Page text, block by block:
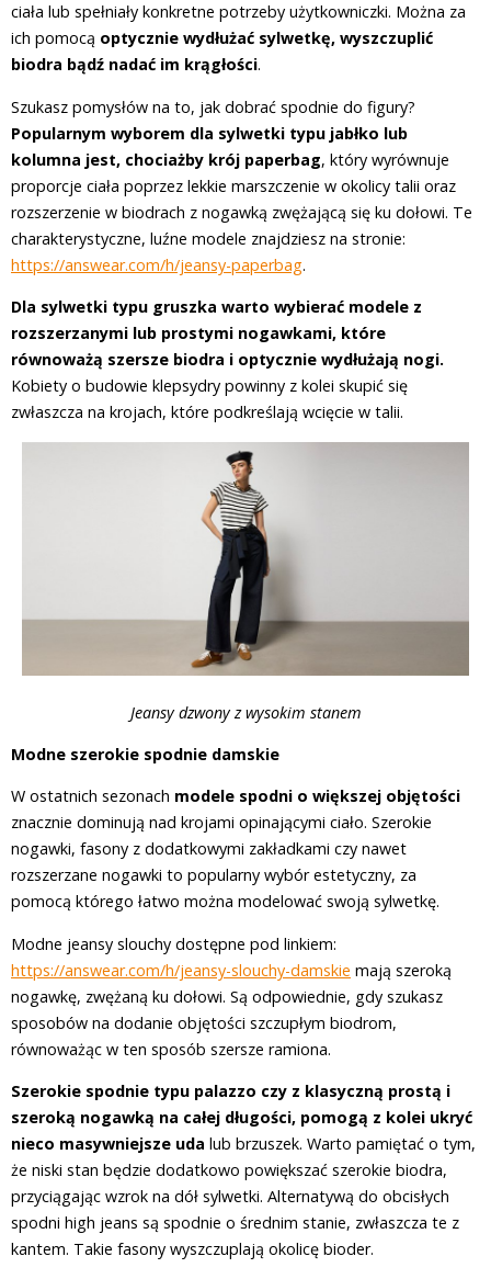
ciała lub spełniały konkretne potrzeby użytkowniczki. Można za
ich pomocą optycznie wydłużać sylwetkę, wyszczuplić
biodra bądź nadać im krągłości.
Szukasz pomysłów na to, jak dobrać spodnie do figury?
Popularnym wyborem dla sylwetki typu jabłko lub
kolumna jest, chociażby krój paperbag, który wyrównuje
proporcje ciała poprzez lekkie marszczenie w okolicy talii oraz
rozszerzenie w biodrach z nogawką zwężającą się ku dołowi. Te
charakterystyczne, luźne modele znajdziesz na stronie:
https://answear.com/h/jeansy-paperbag.
Dla sylwetki typu gruszka warto wybierać modele z
rozszerzanymi lub prostymi nogawkami, które
równoważą szersze biodra i optycznie wydłużają nogi.
Kobiety o budowie klepsydry powinny z kolei skupić się
zwłaszcza na krojach, które podkreślają wcięcie w talii.
Jeansy dzwony z wysokim stanem
Modne szerokie spodnie damskie
W ostatnich sezonach modele spodni o większej objętości
znacznie dominują nad krojami opinającymi ciało. Szerokie
nogawki, fasony z dodatkowymi zakładkami czy nawet
rozszerzane nogawki to popularny wybór estetyczny, za
pomocą którego łatwo można modelować swoją sylwetkę.
Modne jeansy slouchy dostępne pod linkiem:
https://answear.com/h/jeansy-slouchy-damskie mają szeroką
nogawkę, zwężaną ku dołowi. Są odpowiednie, gdy szukasz
sposobów na dodanie objętości szczupłym biodrom,
równoważąc w ten sposób szersze ramiona.
Szerokie spodnie typu palazzo czy z klasyczną prostą i
szeroką nogawką na całej długości, pomogą z kolei ukryć
nieco masywniejsze uda lub brzuszek. Warto pamiętać o tym,
że niski stan będzie dodatkowo powiększać szerokie biodra,
przyciągając wzrok na dół sylwetki. Alternatywą do obcisłych
spodni high jeans są spodnie o średnim stanie, zwłaszcza te z
kantem. Takie fasony wyszczuplają okolicę bioder.